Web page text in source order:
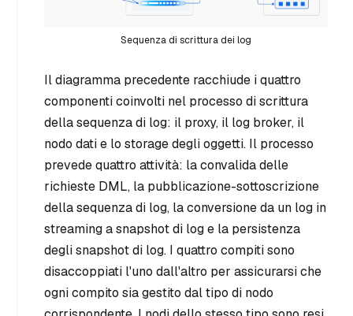
Sequenza di scrittura dei log
Il diagramma precedente racchiude i quattro
componenti coinvolti nel processo di scrittura
della sequenza di log: il proxy, il log broker, il
nodo dati e lo storage degli oggetti. Il processo
prevede quattro attività: la convalida delle
richieste DML, la pubblicazione-sottoscrizione
della sequenza di log, la conversione da un log in
streaming a snapshot di log e la persistenza
degli snapshot di log. I quattro compiti sono
disaccoppiati l'uno dall'altro per assicurarsi che
ogni compito sia gestito dal tipo di nodo